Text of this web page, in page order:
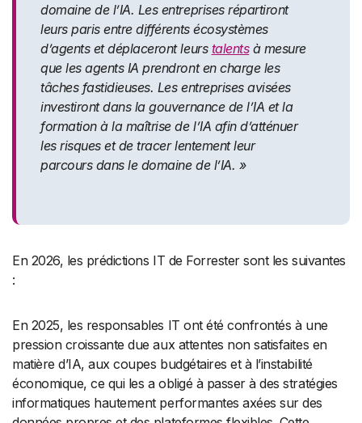
domaine de l’IA. Les entreprises répartiront
leurs paris entre différents écosystèmes
d’agents et déplaceront leurs talentsà mesure
que les agents IA prendront en charge les
tâches fastidieuses. Les entreprises avisées
investiront dans la gouvernance de l’IA et la
formation à la maîtrise de l’IA afin d’atténuer
les risques et de tracer lentement leur
parcours dans le domaine de l’IA. »
En 2026, les prédictions IT de Forrester sont les suivantes
:
En 2025, les responsables IT ont été confrontés à une
pression croissante due aux attentes non satisfaites en
matière d’IA, aux coupes budgétaires et à l’instabilité
économique, ce qui les a obligé à passer à des stratégies
informatiques hautement performantes axées sur des